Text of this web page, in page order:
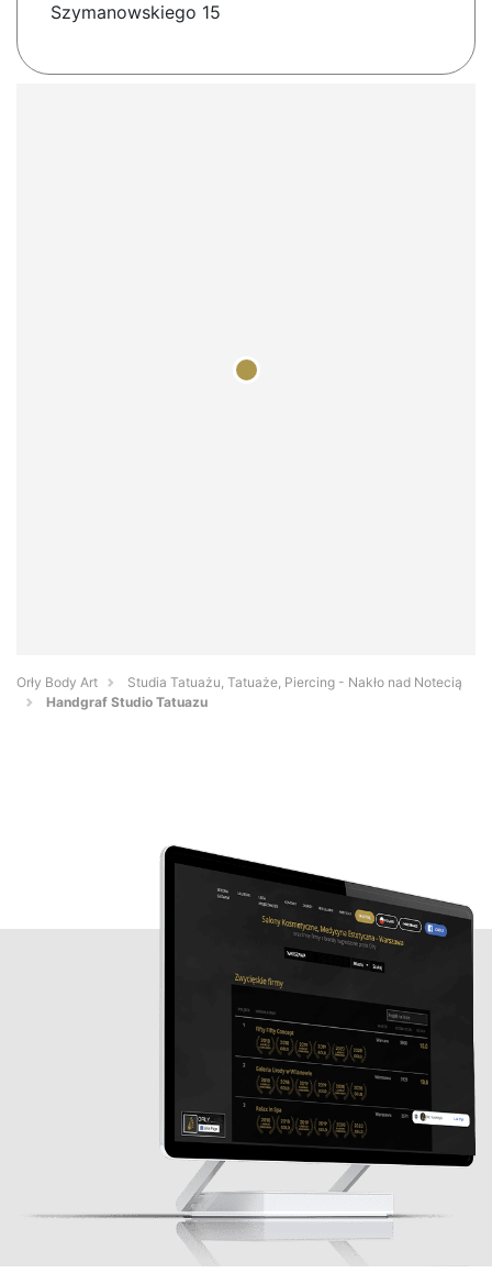
Szymanowskiego 15
Orły Body Art
Studia Tatuażu, Tatuaże, Piercing - Nakło nad Notecią
Handgraf Studio Tatuazu